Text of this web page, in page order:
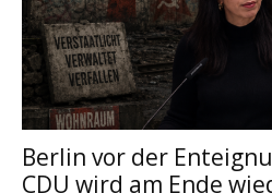
Berlin vor der
CDU wird am Ende